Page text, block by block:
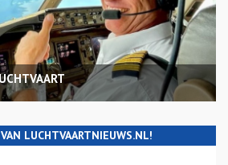
LUCHTVAARTNIEUWS.NL!